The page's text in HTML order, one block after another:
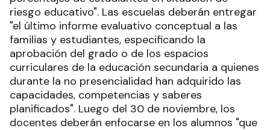
riesgo educativo". Las escuelas deberán entregar
"el último informe evaluativo conceptual a las
familias y estudiantes, especificando la
aprobación del grado o de los espacios
curriculares de la educación secundaria a quienes
durante la no presencialidad han adquirido las
capacidades, competencias y saberes
planificados". Luego del 30 de noviembre, los
docentes deberán enfocarse en los alumnos "que